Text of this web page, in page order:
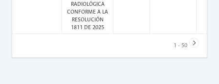
RADIOLÓGICA
CONFORME A LA
RESOLUCIÓN
1811 DE 2025
1 - 50